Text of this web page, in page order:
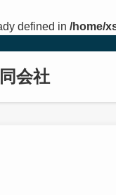
defined in /home/
会社